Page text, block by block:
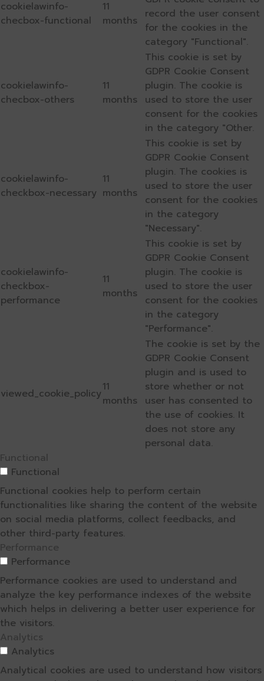
cookielawinfo-
checbox-functional
11
months
record the user consent
for the cookies in the
category "Functional".
cookielawinfo-
checbox-others
11
months
This cookie is set by
GDPR Cookie Consent
plugin. The cookie is
used to store the user
consent for the cookies
in the category "Other.
cookielawinfo-
checkbox-necessary
11
months
This cookie is set by
GDPR Cookie Consent
plugin. The cookies is
used to store the user
consent for the cookies
in the category
"Necessary".
cookielawinfo-
checkbox-
performance
11
months
This cookie is set by
GDPR Cookie Consent
plugin. The cookie is
used to store the user
consent for the cookies
in the category
"Performance".
viewed_cookie_policy11
months
The cookie is set by the
GDPR Cookie Consent
plugin and is used to
store whether or not
user has consented to
the use of cookies. It
does not store any
personal data.
Functional
Functional
Functional cookies help to perform certain
functionalities like sharing the content of the website
on social media platforms, collect feedbacks, and
other third-party features.
Performance
Performance
Performance cookies are used to understand and
analyze the key performance indexes of the website
which helps in delivering a better user experience for
the visitors.
Analytics
Analytics
Analytical cookies are used to understand how visitors